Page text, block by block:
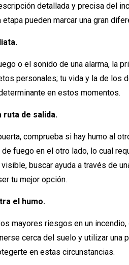
detallada y precisa del
pueden marcar una gran
o el sonido de una alarma, la
personales; tu vida y la de los
en estos momentos.
ruta de salida.
comprueba si hay humo al
fuego en el otro lado, lo cual
buscar ayuda a través de
tu mejor opción.
el humo.
mayores riesgos en un
cerca del suelo y utilizar una
en estas circunstancias.